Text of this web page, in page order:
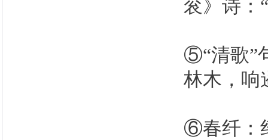
衮》诗：
⑤“清歌”
林木，响
⑥春纤：